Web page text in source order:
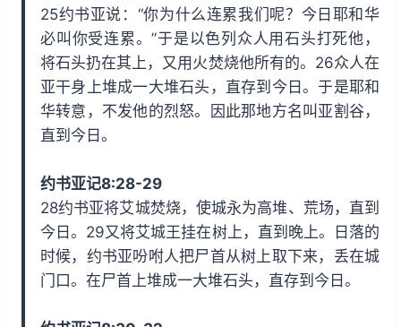
25约书亚说：“你为什么连累我们呢？今日耶和华
必叫你受连累。”于是以色列众人用石头打死他，
将石头扔在其上，又用火焚烧他所有的。26众人在
亚干身上堆成一大堆石头，直存到今日。于是耶和
华转意，不发他的烈怒。因此那地方名叫亚割谷，
直到今日。
约书亚记8:28-29
28约书亚将艾城焚烧，使城永为高堆、荒场，直到
今日。29又将艾城王挂在树上，直到晚上。日落的
时候，约书亚吩咐人把尸首从树上取下来，丢在城
门口。在尸首上堆成一大堆石头，直存到今日。